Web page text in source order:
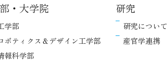
・大学院
学部
ボティクス＆デザイン工学部
報科学部
研究
研究について
産官学連携